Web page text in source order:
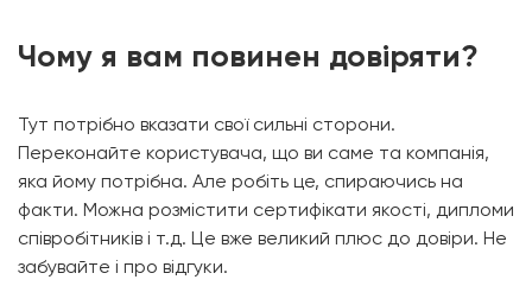
Чому я вам повинен довіряти?
Тут потрібно вказати свої сильні сторони.
Переконайте користувача, що ви саме та компанія,
яка йому потрібна. Але робіть це, спираючись на
факти. Можна розмістити сертифікати якості, дипломи
співробітників і т.д. Це вже великий плюс до довіри. Не
забувайте і про відгуки.